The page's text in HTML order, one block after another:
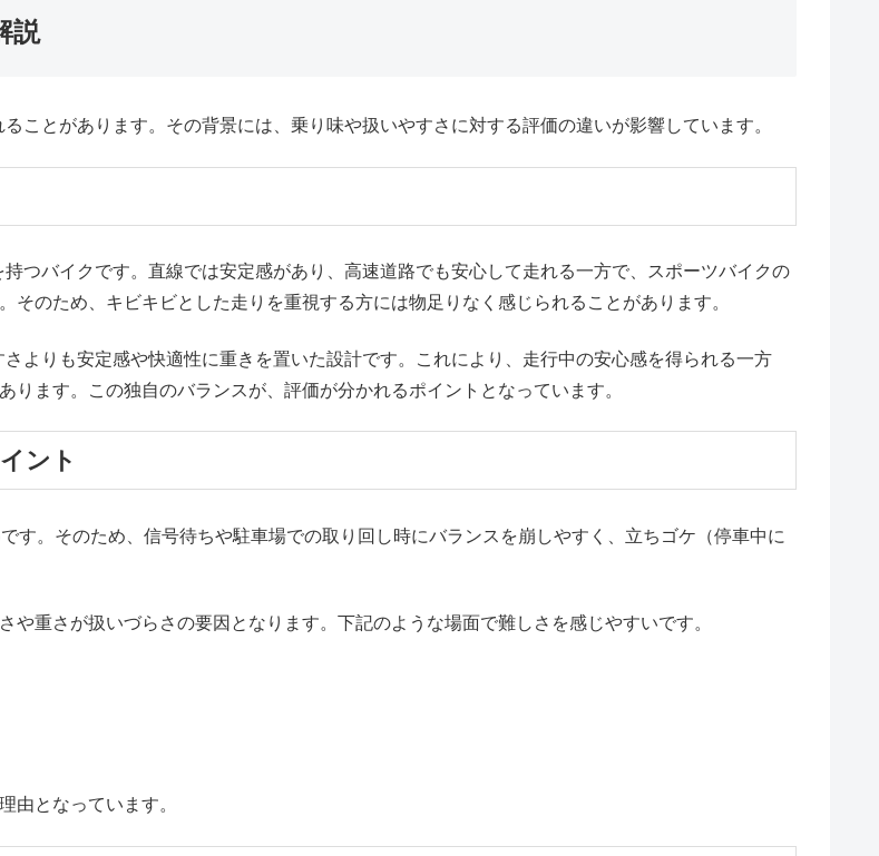
説
ことがあります。その背景には、乗り味や扱いやすさに対する評価の違いが影響しています。
つバイクです。直線では安定感があり、高速道路でも安心して走れる一方で、スポーツバイクの
のため、キビキビとした走りを重視する方には物足りなく感じられることがあります。
よりも安定感や快適性に重きを置いた設計です。これにより、走行中の安心感を得られる一方
ます。この独自のバランスが、評価が分かれるポイントとなっています。
ント
す。そのため、信号待ちや駐車場での取り回し時にバランスを崩しやすく、立ちゴケ（停車中に
重さが扱いづらさの要因となります。下記のような場面で難しさを感じやすいです。
由となっています。